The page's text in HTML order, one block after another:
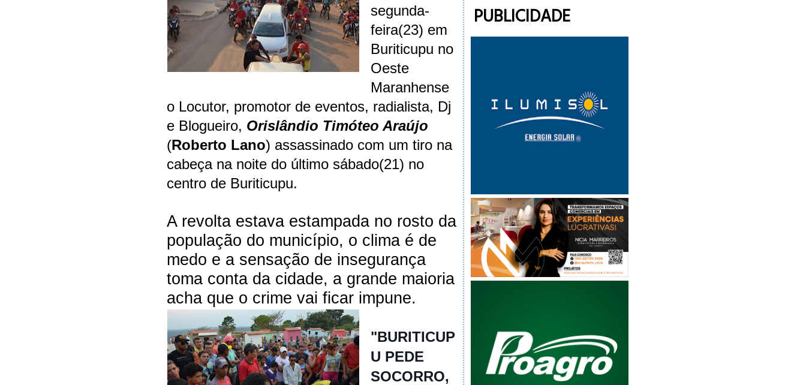
segunda-
feira(23) em
Buriticupu no
Oeste
Maranhense
o Locutor, promotor de eventos, radialista, Dj
e Blogueiro, Orislândio Timóteo Araújo
(Roberto Lano) assassinado com um tiro na
cabeça na noite do último sábado(21) no
centro de Buriticupu.
A revolta estava estampada no rosto da
população do município, o clima é de
medo e a sensação de insegurança
toma conta da cidade, a grande maioria
acha que o crime vai ficar impune.
"BURITICUP
U PEDE
SOCORRO,
PUBLICIDADE